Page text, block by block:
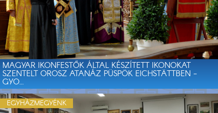
MAGYAR IKONFESTŐK ÁLTAL KÉSZÍTETT IKONOKAT
SZENTELT OROSZ ATANÁZ PÜSPÖK EICHSTÄTTBEN -
GYO...
EGYHÁZMEGYÉNK